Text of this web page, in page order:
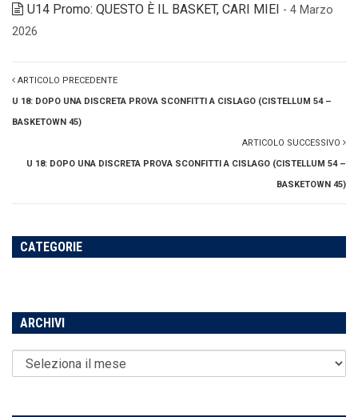
U14 Promo: QUESTO È IL BASKET, CARI MIEI - 4 Marzo
2026
ARTICOLO PRECEDENTE
U 18: DOPO UNA DISCRETA PROVA SCONFITTI A CISLAGO (CISTELLUM 54 –
BASKETOWN 45)
ARTICOLO SUCCESSIVO
U 18: DOPO UNA DISCRETA PROVA SCONFITTI A CISLAGO (CISTELLUM 54 –
BASKETOWN 45)
CATEGORIE
ARCHIVI